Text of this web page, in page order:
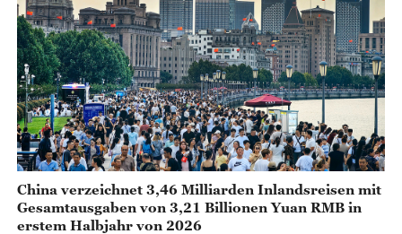
China verzeichnet 3,46 Milliarden Inlandsreisen mit
Gesamtausgaben von 3,21 Billionen Yuan RMB in
erstem Halbjahr von 2026